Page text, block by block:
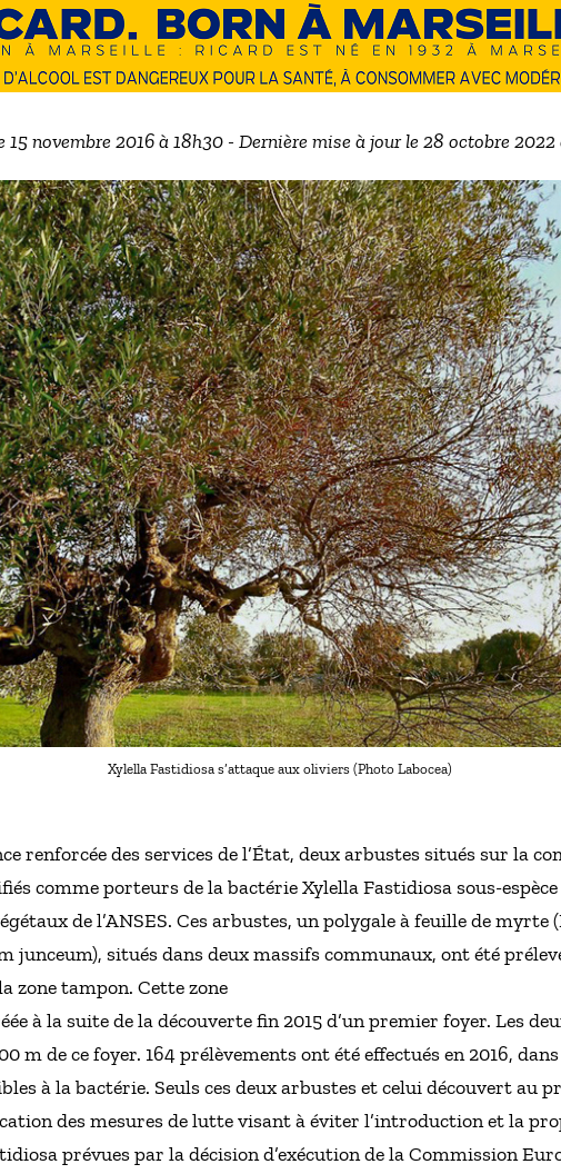
15 novembre 2016 à 18h30 - Dernière mise à jour le 28 octobre 2022
Xylella Fastidiosa s’attaque aux oliviers (Photo Labocea)
renforcée des services de l’État, deux arbustes situés sur la
comme porteurs de la bactérie Xylella Fastidiosa sous-
de l’ANSES. Ces arbustes, un polygale à feuille de
junceum), situés dans deux massifs communaux, ont été
zone tampon. Cette zone
à la suite de la découverte fin 2015 d’un premier foyer. Les
m de ce foyer. 164 prélèvements ont été effectués en 2016,
à la bactérie. Seuls ces deux arbustes et celui découvert au
des mesures de lutte visant à éviter l’introduction et la
prévues par la décision d’exécution de la Commission